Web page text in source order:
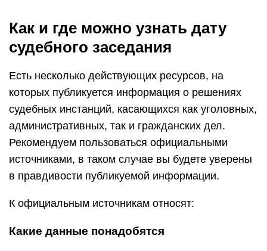
Как и где можно узнать дату
судебного заседания
Есть несколько действующих ресурсов, на
которых публикуется информация о решениях
судебных инстанций, касающихся как уголовных,
административных, так и гражданских дел.
Рекомендуем пользоваться официальными
источниками, в таком случае вы будете уверены
в правдивости публикуемой информации.
К официальным источникам относят:
Какие данные понадобятся